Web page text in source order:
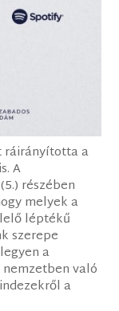
ráirányította a
A
részében
melyek a
léptékű
szerepe
a
való
a